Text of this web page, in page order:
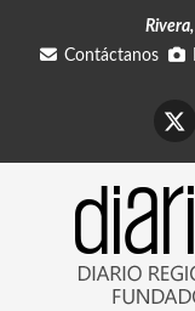
Contáctanos